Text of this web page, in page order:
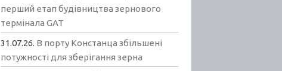
перший етап будівництва зернового
термінала GAT
31.07.26. В порту Констанца збільшені
потужності для зберігання зерна